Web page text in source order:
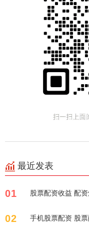
最近发表
01 股票配资收益 配
02 手机股票配资 股